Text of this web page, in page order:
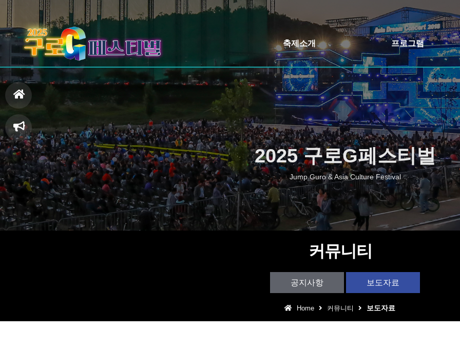
홈
으
로
축
제
일
축제소개
축제개요
인사말
축제일정
오시는길
행사장안내
프로그램
개막식&축하콘서트
어울림정원 빛축제
정원버스킹
구로책 축제&야외도서관
주민자치 프로그램 발표회
구로 먹거리장터
구로 가든페스타
구로 동아리 예술제
어울림 특집 콘서트
2025 구로G페스티벌
Jump Guro & Asia Culture Festival
커뮤니티
공지사항 보도자료
Home 커뮤니티 보도자료